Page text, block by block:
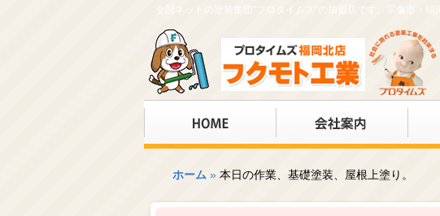
全国ネットの塗装集団"プロタイムズ"の加盟店です。宗像市・
ホーム » 本日の作業、基礎塗装、屋根上塗り。